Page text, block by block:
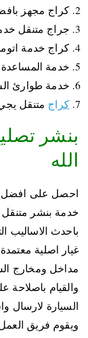
كراج مجهز
جراج متنقل خدمة
كراج خدمة
خدمة
خدمة طوارئ
كراج متنقل
بنشر
الله
احصل على افضل
خدمة بنشر متنقل
باحدث الاساليب
غيار اصلية
مداخل ومخارج
والقيام باصلاحة
السيارة لارسال
ويقوم فريق